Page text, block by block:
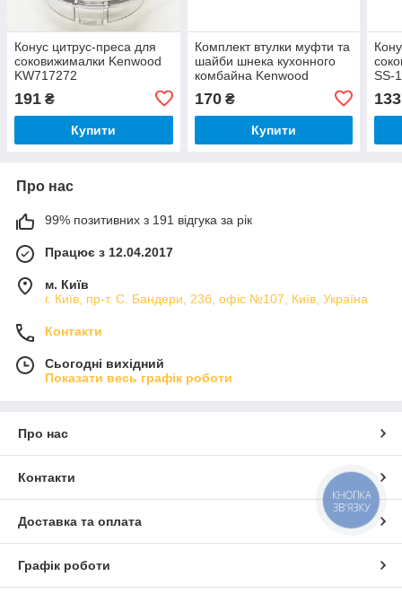
Конус цитрус-преса для
соковижималки Kenwood
KW717272
191 ₴
Купити
Комплект втулки муфти та
шайби шнека кухонного
комбайна Kenwood
170₴
Купити
SS-
133
Про нас
99% позитивних з 191 відгука за рік
Працює з 12.04.2017
м. Київ
г. Київ, пр-т. С. Бандери, 23б, офіс №107, Київ, Україна
Контакти
Сьогодні вихідний
Показати весь графік роботи
Про нас
Контакти
Доставка та оплата
Графік роботи
КНОПКА
ЗВ'ЯЗКУ